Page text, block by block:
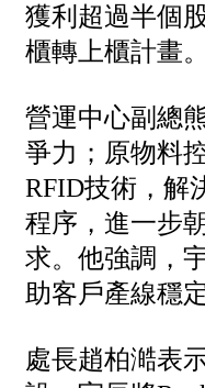
獲利超過半個
櫃轉上櫃計畫
營運中心副總
爭力；原物料
RFID技術，解
程序，進一步
求。他強調，
助客戶產線穩
處長趙柏澔表